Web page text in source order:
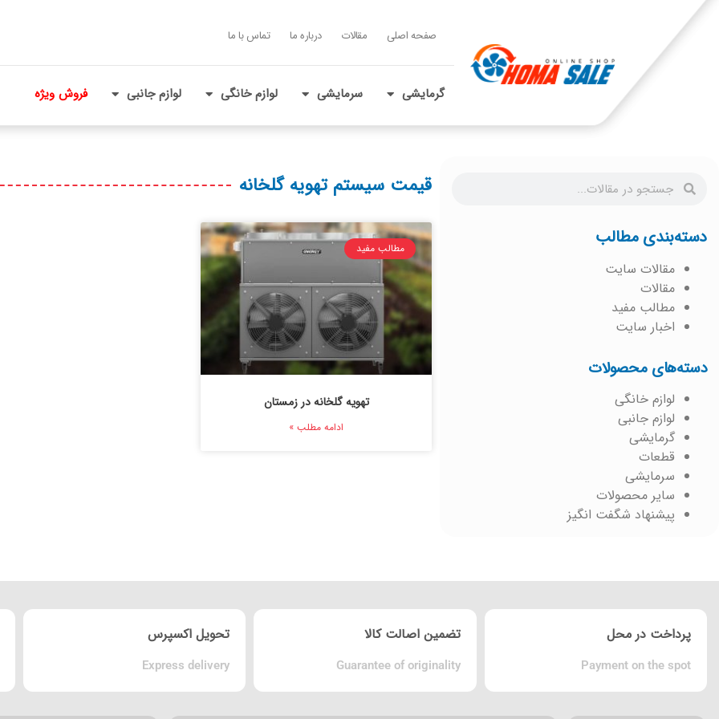
صفحه اصلی مقالات درباره ما تماس با ما
گرمایشی سرمایشی لوازم خانگی لوازم جانبی فروش ویژه
دسته‌بندی مطالب
مقالات سایت
مقالات
مطالب مفید
اخبار سایت
دسته‌های محصولات
لوازم خانگی
لوازم جانبی
گرمایشی
قطعات
سرمایشی
سایر محصولات
پیشنهاد شگفت انگیز
قیمت سیستم تهویه گلخانه
مطالب مفید
تهویه گلخانه در زمستان
ادامه مطلب »
پرداخت در محل
Payment on the spot
تضمین اصالت کالا
Guarantee of originality
تحویل اکسپرس
Express delivery